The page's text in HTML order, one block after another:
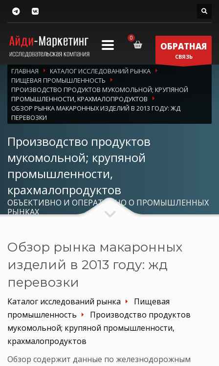
ОБРАТНАЯ
СВЯЗЬ
ГЛАВНАЯ
КАТАЛОГ ИССЛЕДОВАНИЙ РЫНКА
ПИЩЕВАЯ ПРОМЫШЛЕННОСТЬ
ПРОИЗВОДСТВО ПРОДУКТОВ МУКОМОЛЬНОЙ; КРУПЯНОЙ
ПРОМЫШЛЕННОСТИ, КРАХМАЛОПРОДУКТОВ
ОБЗОР РЫНКА МАКАРОННЫХ ИЗДЕЛИЙ В 2013 ГОДУ: ЖД
ПЕРЕВОЗКИ
Производство продуктов
мукомольной; крупяной
промышленности,
крахмалопродуктов
ОБЪЕКТИВНО И ОПЕРАТИВНО О ПРОМЫШЛЕННЫХ
РЫНКАХ
Обзор рынка макаронных
изделий в 2013 году: жд
перевозки
Каталог исследований рынка
Пищевая
промышленность
Производство продуктов
мукомольной; крупяной промышленности,
крахмалопродуктов
Обзор содержит данные по железнодорожным